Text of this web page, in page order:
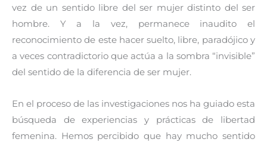
vez de un sentido libre del ser mujer distinto del ser
hombre. Y a la vez, permanece inaudito el
reconocimiento de este hacer suelto, libre, paradójico y
a veces contradictorio que actúa a la sombra “invisible”
del sentido de la diferencia de ser mujer.
En el proceso de las investigaciones nos ha guiado esta
búsqueda de experiencias y prácticas de libertad
femenina. Hemos percibido que hay mucho sentido